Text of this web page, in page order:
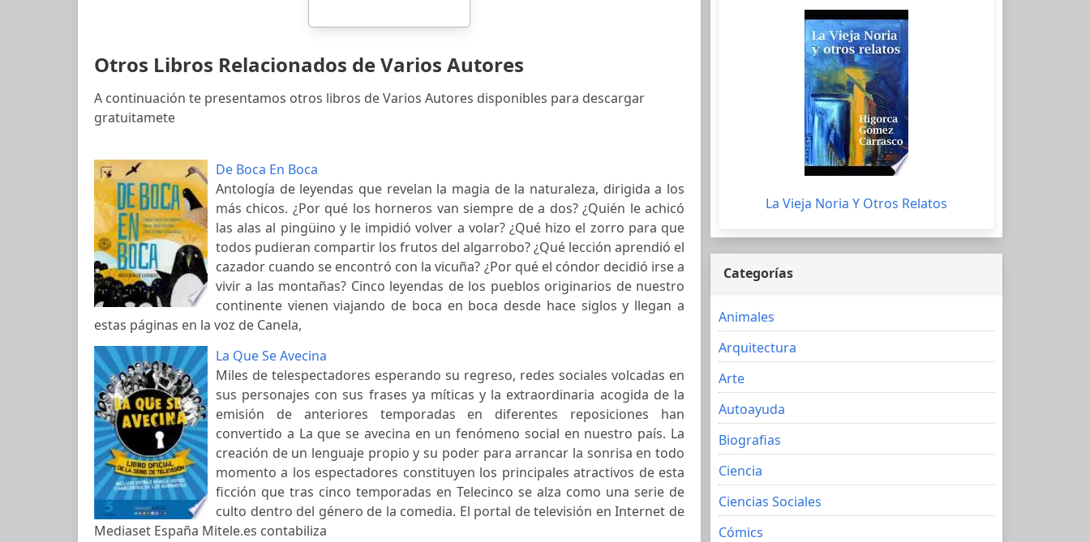
Otros Libros Relacionados de Varios Autores
A continuación te presentamos otros libros de Varios Autores disponibles para descargar
gratuitamete
De Boca En Boca
Antología de leyendas que revelan la magia de la naturaleza, dirigida a los
más chicos. ¿Por qué los horneros van siempre de a dos? ¿Quién le achicó
las alas al pingüino y le impidió volver a volar? ¿Qué hizo el zorro para que
todos pudieran compartir los frutos del algarrobo? ¿Qué lección aprendió el
cazador cuando se encontró con la vicuña? ¿Por qué el cóndor decidió irse a
vivir a las montañas? Cinco leyendas de los pueblos originarios de nuestro
continente vienen viajando de boca en boca desde hace siglos y llegan a
estas páginas en la voz de Canela,
La Que Se Avecina
Miles de telespectadores esperando su regreso, redes sociales volcadas en
sus personajes con sus frases ya míticas y la extraordinaria acogida de la
emisión de anteriores temporadas en diferentes reposiciones han
convertido a La que se avecina en un fenómeno social en nuestro país. La
creación de un lenguaje propio y su poder para arrancar la sonrisa en todo
momento a los espectadores constituyen los principales atractivos de esta
ficción que tras cinco temporadas en Telecinco se alza como una serie de
culto dentro del género de la comedia. El portal de televisión en Internet de
Mediaset España Mitele.es contabiliza
La Vieja Noria Y Otros Relatos
Categorías
Animales
Arquitectura
Arte
Autoayuda
Biografias
Ciencia
Ciencias Sociales
Cómics